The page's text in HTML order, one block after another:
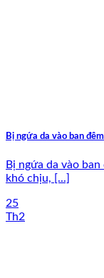
Bị ngứa da vào ban
Bị ngứa da vào
khó chịu, [...]
25
Th2